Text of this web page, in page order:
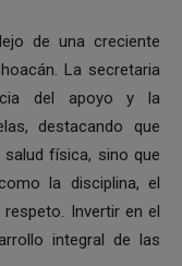
de una creciente
La secretaria
del apoyo y la
destacando que
física, sino que
la disciplina, el
Invertir en el
integral de las